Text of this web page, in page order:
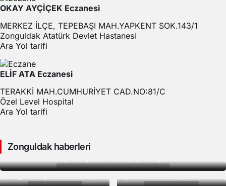
OKAY AYÇİÇEK Eczanesi
MERKEZ İLÇE, TEPEBAŞI MAH.YAPKENT SOK.143/1
Zonguldak Atatürk Devlet Hastanesi
Ara Yol tarifi
ELİF ATA Eczanesi
TERAKKİ MAH.CUMHURİYET CAD.NO:81/C
Özel Level Hospital
Ara Yol tarifi
Zonguldak haberleri
Gündem 10 ay önce
Türkiye Medyası
üzerindeki Çin
duyurdu: FETÖ’ye
Gündem
38 ilde FETÖ’ye
‘Kıskaç-33’
İstanbul’da da
hissedildi: Karadeniz’de
Gündem 2 yıl önce